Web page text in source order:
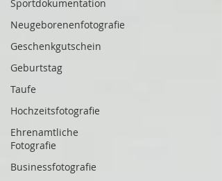
Sportdokumentation
Neugeborenenfotografie
Geschenkgutschein
Geburtstag
Taufe
Hochzeitsfotografie
Ehrenamtliche
Fotografie
Businessfotografie